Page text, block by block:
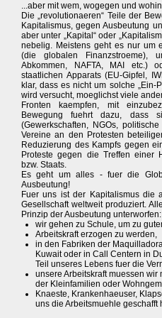
...aber mit wem, wogegen und
Die „revolutionaeren“ Teile der
Kapitalismus, gegen Ausbeutung
aber unter „Kapital“ oder
nebelig. Meistens geht es nur um
(die globalen Finanzstroeme),
Abkommen, NAFTA, MAI etc.)
staatlichen Apparats (EU-Gipfel,
klar, dass es nicht um solche „Ein-
wird versucht, moeglichst viele
Fronten kaempfen, mit
Bewegung fuehrt dazu, dass
(Gewerkschaften, NGOs,
Vereine an den Protesten
Reduzierung des Kampfs gegen
Proteste gegen die Treffen einer
bzw. Staats.
Es geht um alles - fuer die
Ausbeutung!
Fuer uns ist der Kapitalismus die
Gesellschaft weltweit produziert.
Prinzip der Ausbeutung unterworfen:
wir gehen zu Schule, um zu
Arbeitskraft erzogen zu werden,
in den Fabriken der
Kuwait oder in Call Centern in
Teil unseres Lebens fuer die
unsere Arbeitskraft muessen
der Kleinfamilien oder
Knaeste, Krankenhaeuser,
uns die Arbeitsmuehle geschafft